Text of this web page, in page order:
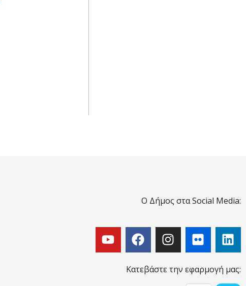
Ο Δήμος στα Social Media:
Κατεβάστε την εφαρμογή μας: